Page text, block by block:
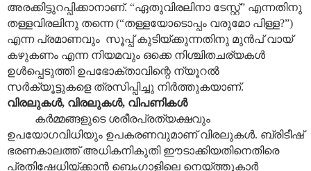
അരക്കിട്ടുറപ്പിക്കാനാണ്. “ഏതുവിരലിനാ ടേസ്റ്റ്” എന്നതിനു
തള്ളവിരലിനു തന്നെ (“തള്ളയോടൊപ്പം വരുമോ പിള്ള?”)
എന്ന പ്രമാണവും സൂപ്പ് കുടിയ്ക്കുന്നതിനു മുൻപ് വായ്
കഴുകണം എന്ന നിയമവും ഒക്കെ നിശ്ചിതചര്യകൾ
ഉൾപ്പെടുത്തി ഉപഭോക്താവിന്റെ ന്യൂറൽ
സർക്യൂട്ടുകളെ ത്രസിപ്പിച്ചു നിർത്തുകയാണ്.
വിരലുകൾ, വിരലുകൾ, വിപണികൾ
കർമ്മങ്ങളുടെ ശരീരപ്രത്യക്ഷവും
ഉപയോഗവിധിയും ഉപകരണവുമാണ് വിരലുകൾ. ബ്രിടീഷ്
ഭരണകാലത്ത് അധികനികുതി ഈടാക്കിയതിനെതിരെ
പ്രതിഷേധിയ്ക്കാൻ ബെംഗാളിലെ നെയ്ത്തുകാർ